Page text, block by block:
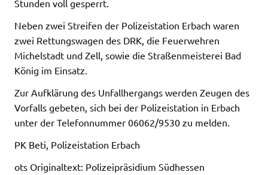
Stunden voll gesperrt.
Neben zwei Streifen der Polizeistation Erbach waren
zwei Rettungswagen des DRK, die Feuerwehren
Michelstadt und Zell, sowie die Straßenmeisterei Bad
König im Einsatz.
Zur Aufklärung des Unfallhergangs werden Zeugen des
Vorfalls gebeten, sich bei der Polizeistation in Erbach
unter der Telefonnummer 06062/9530 zu melden.
PK Beti, Polizeistation Erbach
ots Originaltext: Polizeipräsidium Südhessen